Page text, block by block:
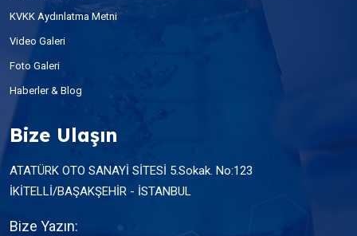
KVKK Aydınlatma Metni
Video Galeri
Foto Galeri
Haberler & Blog
Bize Ulaşın
ATATÜRK OTO SANAYİ SİTESİ 5.Sokak. No:123
İKİTELLİ/BAŞAKŞEHİR - İSTANBUL
Bize Yazın: